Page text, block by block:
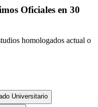
Oficiales en 30
homologados actual o
Universitario